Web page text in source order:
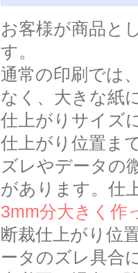
お客様が商品と
す。
通常の印刷では
なく、大きな紙
仕上がりサイズ
仕上がり位置ま
ズレやデータの
があります。仕
3mm分大きく作
断裁仕上がり位
ータのズレ具合